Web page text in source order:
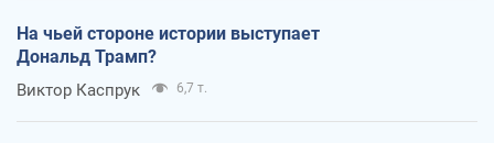
На чьей стороне истории выступает
Дональд Трамп?
Виктор Каспрук 6,7 т.